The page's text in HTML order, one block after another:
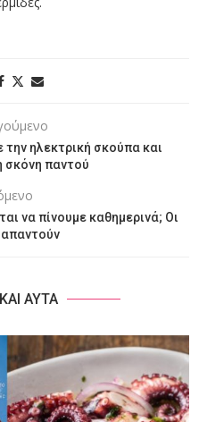
ηλεκτρική σκούπα και
σκόνη παντού
να πίνουμε καθημερινά; Οι
απαντούν
ΑΥΤΑ